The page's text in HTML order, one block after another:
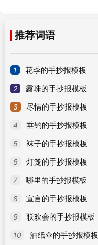
推荐词语
1 花季的手抄报模板
2 露珠的手抄报模板
3 尽情的手抄报模板
4 垂钓的手抄报模板
5 袜子的手抄报模板
6 灯笼的手抄报模板
7 哪里的手抄报模板
8 宣言的手抄报模板
9 联欢会的手抄报模板
10 油纸伞的手抄报模板